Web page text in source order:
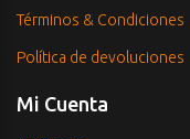
Términos & Condiciones
Política de devoluciones
Mi Cuenta